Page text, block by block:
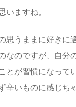
いますね。
思うままに好きに
なのですが、自分
とが習慣になって
辛いものに感じち